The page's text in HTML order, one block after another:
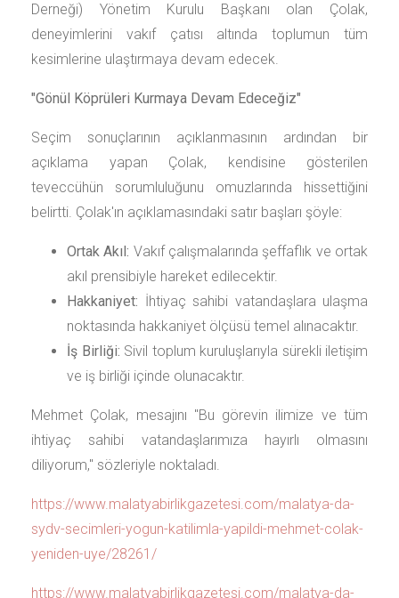
Derneği) Yönetim Kurulu Başkanı olan Çolak,
deneyimlerini vakıf çatısı altında toplumun tüm
kesimlerine ulaştırmaya devam edecek.
"Gönül Köprüleri Kurmaya Devam Edeceğiz"
Seçim sonuçlarının açıklanmasının ardından bir
açıklama yapan Çolak, kendisine gösterilen
teveccühün sorumluluğunu omuzlarında hissettiğini
belirtti. Çolak'ın açıklamasındaki satır başları şöyle:
Ortak Akıl: Vakıf çalışmalarında şeffaflık ve ortak
akıl prensibiyle hareket edilecektir.
Hakkaniyet: İhtiyaç sahibi vatandaşlara ulaşma
noktasında hakkaniyet ölçüsü temel alınacaktır.
İş Birliği: Sivil toplum kuruluşlarıyla sürekli iletişim
ve iş birliği içinde olunacaktır.
Mehmet Çolak, mesajını "Bu görevin ilimize ve tüm
ihtiyaç sahibi vatandaşlarımıza hayırlı olmasını
diliyorum," sözleriyle noktaladı.
https://www.malatyabirlikgazetesi.com/malatya-da-
sydv-secimleri-yogun-katilimla-yapildi-mehmet-colak-
yeniden-uye/28261/
https://www.malatyabirlikgazetesi.com/malatya-da-